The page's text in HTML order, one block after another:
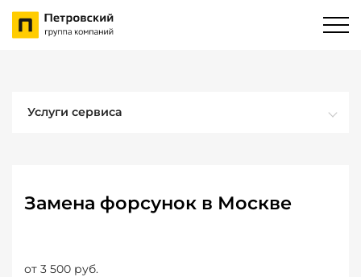
Услуги сервиса
Замена форсунок в Москве
от 3 500 руб.